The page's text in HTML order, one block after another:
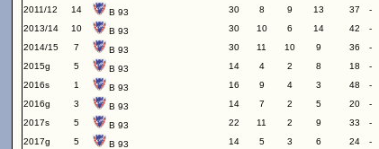
2011/12
14 B 93 30 8 9 13 37 -
2013/14
10 B 93 30 10 6 14 42 -
2014/15
7 B 93 30 11 10 9 36 -
2015g
5 B 93 14 4 2 8 18 -
2016s
1 B 93 16 9 4 3 48 -
2016g
3 B 93 14 7 2 5 20 -
2017s
5 B 93 22 11 2 9 33 -
2017g
5 B 93 14 5 3 6 24 -